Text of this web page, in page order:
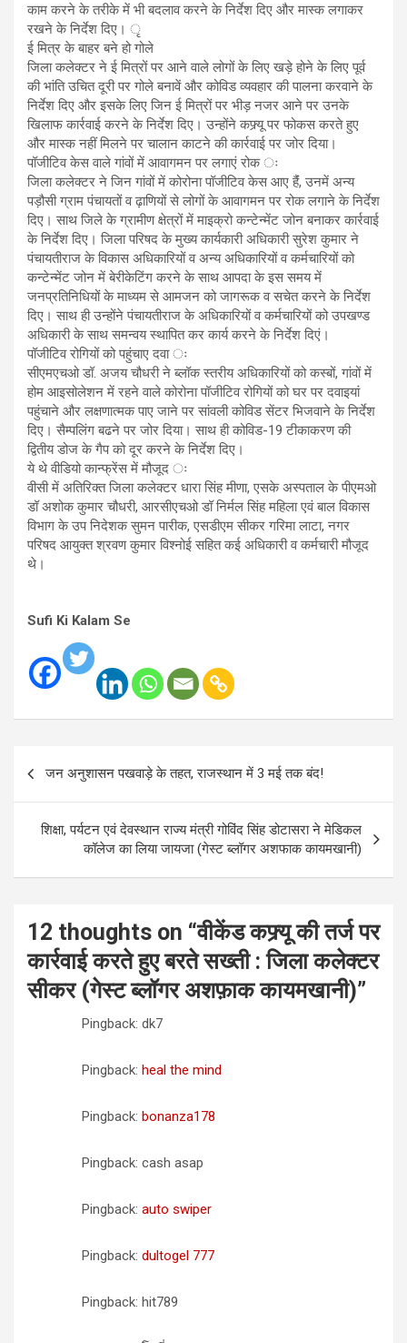
काम करने के तरीके में भी बदलाव करने के निर्देश दिए और मास्क लगाकर
रखने के निर्देश दिए। ृ
ई मित्र के बाहर बने हो गोले
जिला कलेक्टर ने ई मित्रों पर आने वाले लोगों के लिए खड़े होने के लिए पूर्व
की भांति उचित दूरी पर गोले बनावें और कोविड व्यवहार की पालना करवाने के
निर्देश दिए और इसके लिए जिन ई मित्रों पर भीड़ नजर आने पर उनके
खिलाफ कार्रवाई करने के निर्देश दिए। उन्होंने कफ्र्यू पर फोकस करते हुए
और मास्क नहीं मिलने पर चालान काटने की कार्रवाई पर जोर दिया।
पॉजीटिव केस वाले गांवों में आवागमन पर लगाएं रोक ः
जिला कलेक्टर ने जिन गांवों में कोरोना पॉजीटिव केस आए हैंं, उनमें अन्य
पड़ौसी ग्राम पंचायतों व ढ़ाणियों से लोगों के आवागमन पर रोक लगाने के निर्देश
दिए। साथ जिले के ग्रामीण क्षेत्रों में माइक्रो कन्टेन्मेंट जोन बनाकर कार्रवाई
के निर्देश दिए। जिला परिषद के मुख्य कार्यकारी अधिकारी सुरेश कुमार ने
पंचायतीराज के विकास अधिकारियों व अन्य अधिकारियों व कर्मचारियों को
कन्टेन्मेंट जोन में बेरीकेटिंग करने के साथ आपदा के इस समय में
जनप्रतिनिधियों के माध्यम से आमजन को जागरूक व सचेत करने के निर्देश
दिए। साथ ही उन्होंने पंचायतीराज के अधिकारियों व कर्मचारियों को उपखण्ड
अधिकारी के साथ समन्वय स्थापित कर कार्य करने के निर्देश दिएं।
पॉजीटिव रोगियों को पहुंचाए दवा ः
सीएमएचओ डॉ. अजय चौधरी ने ब्लॉक स्तरीय अधिकारियों को कस्बों, गांवों में
होम आइसोलेशन में रहने वाले कोरोना पॉजीटिव रोगियों को घर पर दवाइयां
पहुंचाने और लक्षणात्मक पाए जाने पर सांवली कोविड सेंटर भिजवाने के निर्देश
दिए। सैम्पलिंग बढने पर जोर दिया। साथ ही कोविड-19 टीकाकरण की
द्वितीय डोज के गैप को दूर करने के निर्देश दिए।
ये थे वीडियो कान्फ्रेंस में मौजूद ः
वीसी में अतिरिक्त जिला कलेक्टर धारा सिंह मीणा, एसके अस्पताल के पीएमओ
डॉ अशोक कुमार चौधरी, आरसीएचओ डॉ निर्मल सिंह महिला एवं बाल विकास
विभाग के उप निदेशक सुमन पारीक, एसडीएम सीकर गरिमा लाटा, नगर
परिषद आयुक्त श्रवण कुमार विश्नोई सहित कई अधिकारी व कर्मचारी मौजूद
थे।
Sufi Ki Kalam Se
navigation
जन अनुशासन पखवाड़े के तहत, राजस्थान में 3 मई तक बंद!
शिक्षा, पर्यटन एवं देवस्थान राज्य मंत्री गोविंद सिंह डोटासरा ने मेडिकल
कॉलेज का लिया जायजा (गेस्ट ब्लॉगर अशफाक कायमखानी)
12 thoughts on “वीकेंड कफ्र्यू की तर्ज पर
कार्रवाई करते हुए बरते सख्ती : जिला कलेक्टर
सीकर (गेस्ट ब्लॉगर अशफ़ाक कायमखानी)”
Pingback: dk7
Pingback: heal the mind
Pingback: bonanza178
Pingback: cash asap
Pingback: auto swiper
Pingback: dultogel 777
Pingback: hit789